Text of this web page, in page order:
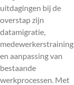
uitdagingen bij de
overstap zijn
datamigratie,
medewerkerstraining
en aanpassing van
bestaande
werkprocessen. Met